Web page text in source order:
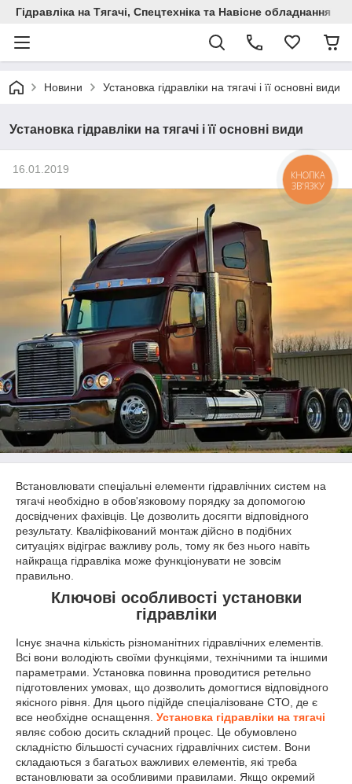
Гідравліка на Тягачі, Спецтехніка та Навісне обладнання
Новини Установка гідравліки на тягачі і її основні види
Установка гідравліки на тягачі і її основні види
16.01.2019
Встановлювати спеціальні елементи гідравлічних систем на
тягачі необхідно в обов'язковому порядку за допомогою
досвідчених фахівців. Це дозволить досягти відповідного
результату. Кваліфікований монтаж дійсно в подібних
ситуаціях відіграє важливу роль, тому як без нього навіть
найкраща гідравліка може функціонувати не зовсім
правильно.
Ключові особливості установки
гідравліки
Існує значна кількість різноманітних гідравлічних елементів.
Всі вони володіють своїми функціями, технічними та іншими
параметрами. Установка повинна проводитися ретельно
підготовлених умовах, що дозволить домогтися відповідного
якісного рівня. Для цього підійде спеціалізоване СТО, де є
все необхідне оснащення. Установка гідравліки на тягачі
являє собою досить складний процес. Це обумовлено
складністю більшості сучасних гідравлічних систем. Вони
складаються з багатьох важливих елементів, які треба
встановлювати за особливими правилами. Якщо окремий
КНОПКА
ЗВ'ЯЗКУ